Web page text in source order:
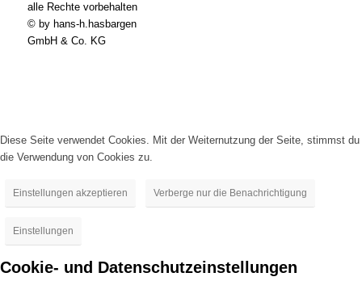
alle Rechte vorbehalten
© by hans-h.hasbargen
GmbH & Co. KG
Diese Seite verwendet Cookies. Mit der Weiternutzung der Seite, stimmst du
die Verwendung von Cookies zu.
Einstellungen akzeptieren Verberge nur die Benachrichtigung
Einstellungen
Cookie- und Datenschutzeinstellungen